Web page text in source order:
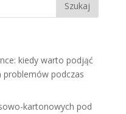
kiedy warto podjąć
problemów podczas
kartonowych pod